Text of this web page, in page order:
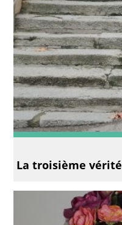
La troisième vérité